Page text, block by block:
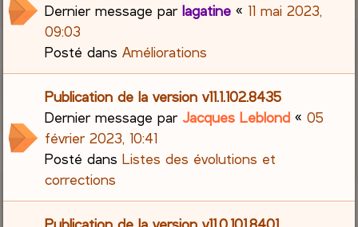
Dernier message parlagatine « 11 mai 2023,
09:03
Posté dansAméliorations
Publication de la version v11.1.102.8435
Dernier message parJacques Leblond «05
février 2023, 10:41
Posté dansListes des évolutions et
corrections